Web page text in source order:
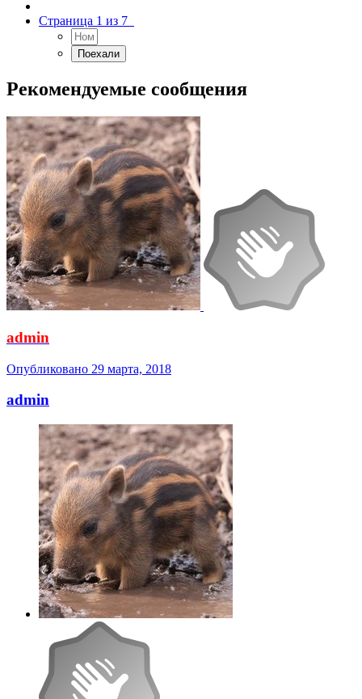
Страница 1 из 7
Рекомендуемые сообщения
admin
Опубликовано 29 марта, 2018
admin